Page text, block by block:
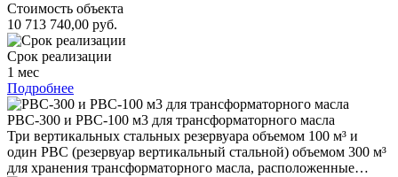
Стоимость объекта
10 713 740,00 руб.
Срок реализации
1 мес
Подробнее
РВС-300 и РВС-100 м3 для трансформаторного масла
Три вертикальных стальных резервуара объемом 100 м³ и
один РВС (резервуар вертикальный стальной) объемом 300 м³
для хранения трансформаторного масла, расположенные…